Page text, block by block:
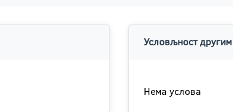
Условљност
Нема услова